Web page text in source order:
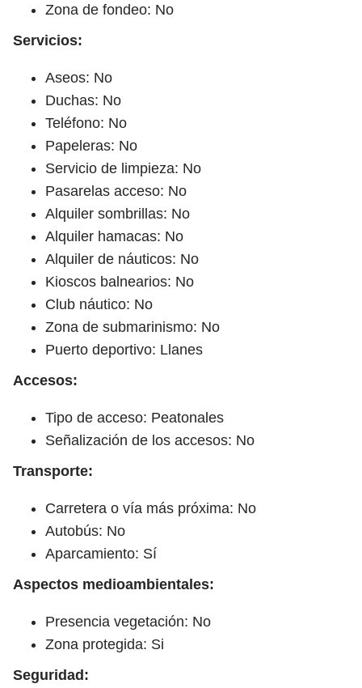
Zona de fondeo: No
Servicios:
Aseos: No
Duchas: No
Teléfono: No
Papeleras: No
Servicio de limpieza: No
Pasarelas acceso: No
Alquiler sombrillas: No
Alquiler hamacas: No
Alquiler de náuticos: No
Kioscos balnearios: No
Club náutico: No
Zona de submarinismo: No
Puerto deportivo: Llanes
Accesos:
Tipo de acceso: Peatonales
Señalización de los accesos: No
Transporte:
Carretera o vía más próxima: No
Autobús: No
Aparcamiento: Sí
Aspectos medioambientales:
Presencia vegetación: No
Zona protegida: Si
Seguridad: